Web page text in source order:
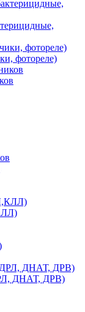
фотореле)
ДНАТ, ДРВ)